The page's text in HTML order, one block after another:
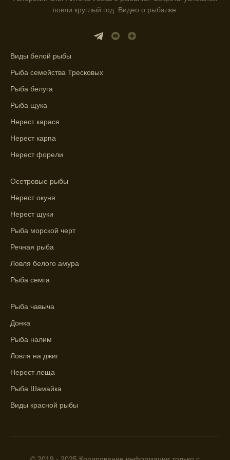
места для рыбалки.
фаз и погодных условий на активность
рыбы.
Узнайте вероятности успешной ловли на
График клева рыбы зависит от фаз луны и
прогноз клева.
Зависимость активности рыбы от
клева.
Лучше всего ловить рыбу в период
максимального атмосферного давления,
как указывает прогноз клева.
Прогноз клева на сутки вперед дает ясное
Находите ближайшие водоемы для ловли с
Учитывайте фазы луны при выборе места
клева.
лучшие условия для успешной рыбалки.
предоставляет подробную информацию о
ловли круглый год. Видео о рыбалке.
Виды белой рыбы
Рыба семейства Тресковых
Рыба белуга
Рыба щука
Нерест карася
Нерест карпа
Нерест форели
Осетровые рыбы
Нерест окуня
Нерест щуки
Рыба морской черт
Речная рыба
Ловля белого амура
Рыба семга
Рыба чавыча
Донка
Рыба налим
Ловля на джиг
Нерест леща
Рыба Шамайка
Виды красной рыбы